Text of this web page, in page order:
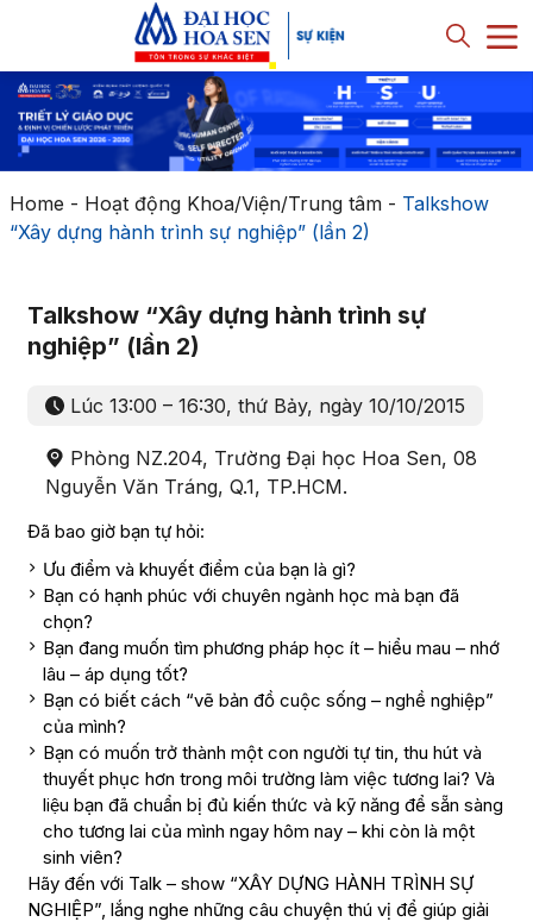
Home - Hoạt động Khoa/Viện/Trung tâm- Talkshow
“Xây dựng hành trình sự nghiệp” (lần 2)
Talkshow “Xây dựng hành trình sự
nghiệp” (lần 2)
Lúc 13:00 – 16:30, thứ Bảy, ngày 10/10/2015
Phòng NZ.204, Trường Đại học Hoa Sen, 08
Nguyễn Văn Tráng, Q.1, TP.HCM.
Đã bao giờ bạn tự hỏi:
Ưu điểm và khuyết điểm của bạn là gì?
Bạn có hạnh phúc với chuyên ngành học mà bạn đã
chọn?
Bạn đang muốn tìm phương pháp học ít – hiểu mau – nhớ
lâu – áp dụng tốt?
Bạn có biết cách “vẽ bản đồ cuộc sống – nghề nghiệp”
của mình?
Bạn có muốn trở thành một con người tự tin, thu hút và
thuyết phục hơn trong môi trường làm việc tương lai? Và
liệu bạn đã chuẩn bị đủ kiến thức và kỹ năng để sẵn sàng
cho tương lai của mình ngay hôm nay – khi còn là một
sinh viên?
Hãy đến với Talk – show “XÂY DỰNG HÀNH TRÌNH SỰ
NGHIỆP”, lắng nghe những câu chuyện thú vị để giúp giải